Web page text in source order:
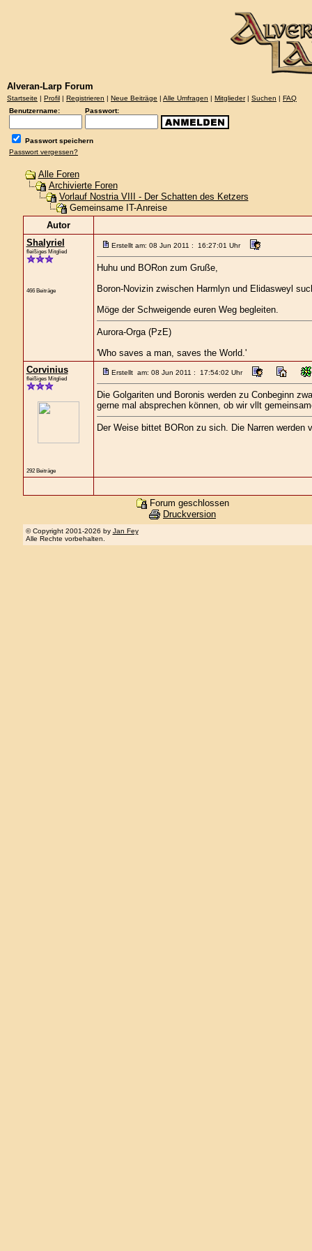
Alveran-Larp Forum
Startseite | Profil | Registrieren | Neue Beiträge | Alle Umfragen | Mitglieder| Suchen | FAQ
Benutzername:
Passwort:
Passwort speichern
Passwort vergessen?
Alle Foren
Archivierte Foren
Vorlauf Nostria VIII - Der Schatten des Ketzers
Gemeinsame IT-Anreise
Autor
Shalyriel
fleißiges Mitglied
466 Beiträge
Erstellt am: 08 Jun 2011 : 16:27:01 Uhr
Huhu und BORon zum Gruße,
Boron-Novizin zwischen Harmlyn und Elidasweyl
Möge der Schweigende euren Weg begleiten.
Aurora-Orga (PzE)
'Who saves a man, saves the World.'
Corvinius
fleißiges Mitglied
292 Beiträge
Erstellt am: 08 Jun 2011 : 17:54:02 Uhr
Die Golgariten und Boronis werden zu Conbeginn
gerne mal absprechen können, ob wir vllt
Der Weise bittet BORon zu sich. Die Narren werden
Forum geschlossen
Druckversion
© Copyright 2001-2026 by Jan Fey
Alle Rechte vorbehalten.